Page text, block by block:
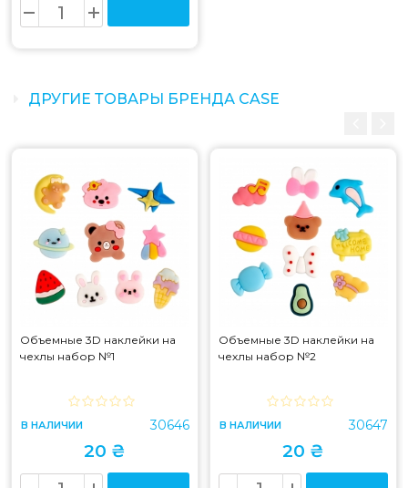
ДРУГИЕ ТОВАРЫ БРЕНДА CASE
Объемные 3D наклейки на
чехлы набор №1
В НАЛИЧИИ 30646
20 ₴
Объемные 3D наклейки на
чехлы набор №2
В НАЛИЧИИ 30647
20 ₴